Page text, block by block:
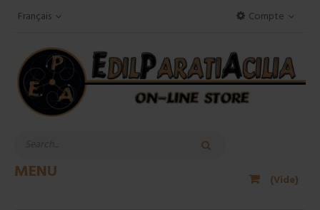
Compte
Français
(Vide)
MENU